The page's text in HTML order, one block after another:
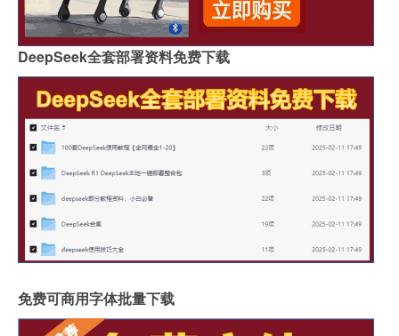
DeepSeek全套部署资料免费下载
免费可商用字体批量下载